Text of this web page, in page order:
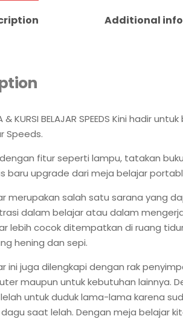
Additional
& KURSI BELAJAR SPEEDS Kini hadir
Speeds.
fitur seperti lampu, tatakan
baru upgrade dari meja belajar
merupakan salah satu sarana yang
dalam belajar atau dalam
lebih cocok ditempatkan di ruang
hening dan sepi.
ini juga dilengkapi dengan rak
maupun untuk kebutuhan lainnya.
untuk duduk lama-lama karena
saat lelah. Dengan meja belajar